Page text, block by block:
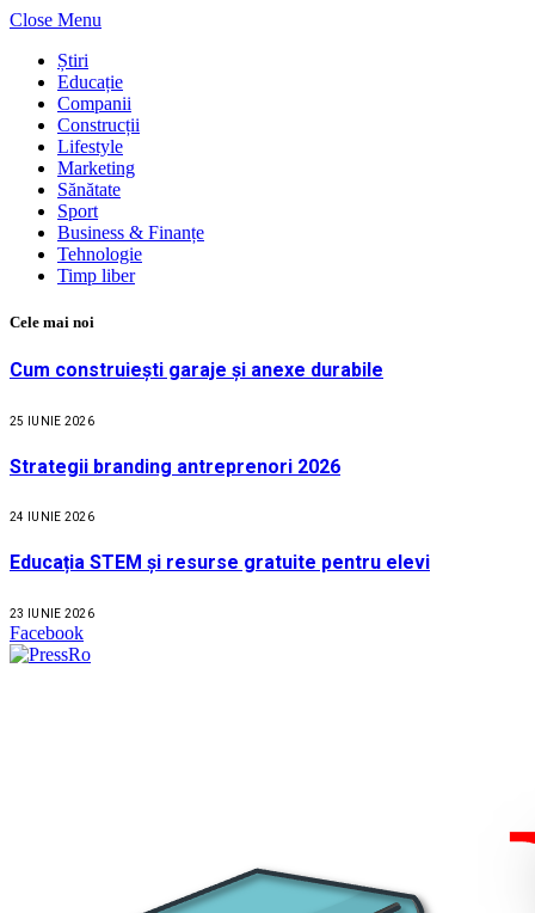
Close Menu
Știri
Educație
Companii
Construcții
Lifestyle
Marketing
Sănătate
Sport
Business & Finanțe
Tehnologie
Timp liber
Cele mai noi
Cum construiești garaje și anexe durabile
25 IUNIE 2026
Strategii branding antreprenori 2026
24 IUNIE 2026
Educația STEM și resurse gratuite pentru elevi
23 IUNIE 2026
Facebook